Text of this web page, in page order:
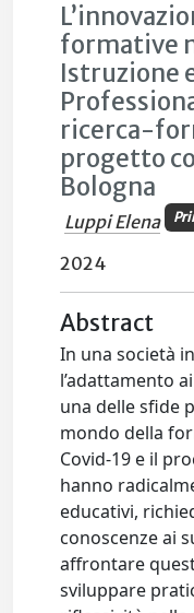
formative
Istruzione
ricerca-
progetto
Bologna
Luppi Elena
2024
Abstract
In una società
l’adattamento
una delle sfide
mondo della
Covid-19 e il
hanno
educativi,
conoscenze ai
affrontare
sviluppare